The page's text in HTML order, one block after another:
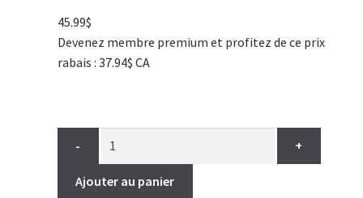
45.99$
Devenez membre premium et profitez de ce prix
rabais : 37.94$ CA
- +
Ajouter au panier